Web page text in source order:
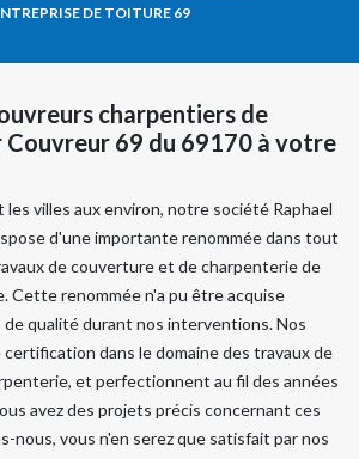
DE TOITURE 69
charpentiers de
Couvreur 69 du 69170 à votre
villes aux environ, notre société Raphael
d'une importante renommée dans tout
de couverture et de charpenterie de
Cette renommée n'a pu être acquise
qualité durant nos interventions. Nos
dans le domaine des travaux de
et perfectionnent au fil des années
avez des projets précis concernant ces
nous, vous n'en serez que satisfait par nos